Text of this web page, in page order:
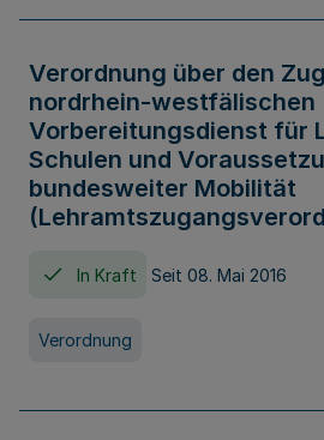
Verordnung über den
nordrhein-westfälischen
Vorbereitungsdienst für
Schulen und
bundesweiter Mobilität
In Kraft Seit 08. Mai 2016
Verordnung